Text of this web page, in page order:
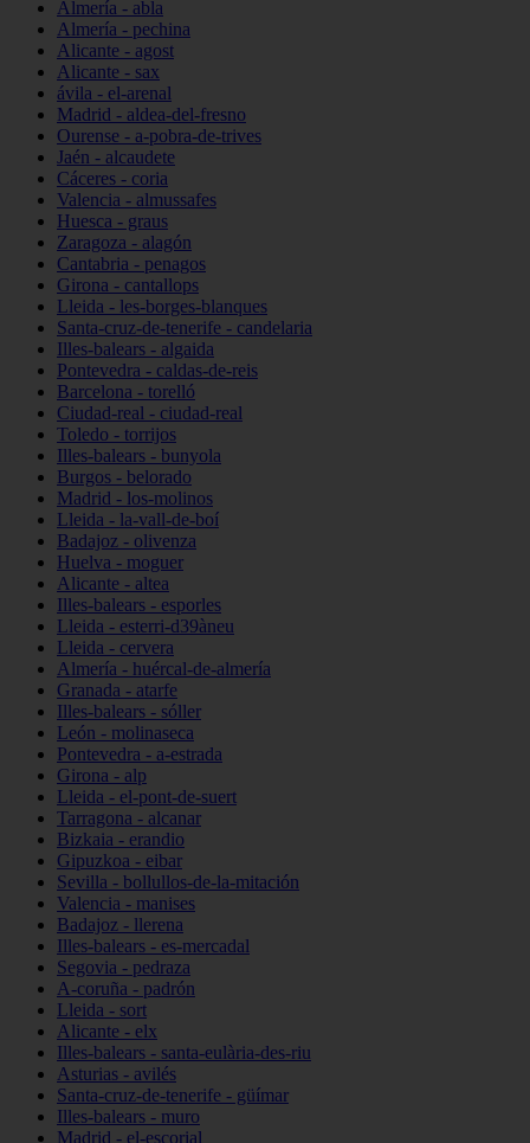
Almería - abla
Almería - pechina
Alicante - agost
Alicante - sax
ávila - el-arenal
Madrid - aldea-del-fresno
Ourense - a-pobra-de-trives
Jaén - alcaudete
Cáceres - coria
Valencia - almussafes
Huesca - graus
Zaragoza - alagón
Cantabria - penagos
Girona - cantallops
Lleida - les-borges-blanques
Santa-cruz-de-tenerife - candelaria
Illes-balears - algaida
Pontevedra - caldas-de-reis
Barcelona - torelló
Ciudad-real - ciudad-real
Toledo - torrijos
Illes-balears - bunyola
Burgos - belorado
Madrid - los-molinos
Lleida - la-vall-de-boí
Badajoz - olivenza
Huelva - moguer
Alicante - altea
Illes-balears - esporles
Lleida - esterri-d39àneu
Lleida - cervera
Almería - huércal-de-almería
Granada - atarfe
Illes-balears - sóller
León - molinaseca
Pontevedra - a-estrada
Girona - alp
Lleida - el-pont-de-suert
Tarragona - alcanar
Bizkaia - erandio
Gipuzkoa - eibar
Sevilla - bollullos-de-la-mitación
Valencia - manises
Badajoz - llerena
Illes-balears - es-mercadal
Segovia - pedraza
A-coruña - padrón
Lleida - sort
Alicante - elx
Illes-balears - santa-eulària-des-riu
Asturias - avilés
Santa-cruz-de-tenerife - güímar
Illes-balears - muro
Madrid - el-escorial